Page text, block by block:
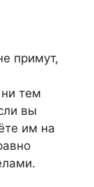
примут,
тем
вы
им на